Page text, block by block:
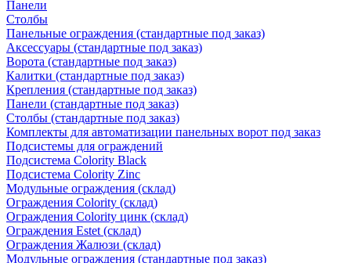
Панели
Столбы
Панельные ограждения (стандартные под заказ)
Аксессуары (стандартные под заказ)
Ворота (стандартные под заказ)
Калитки (стандартные под заказ)
Крепления (стандартные под заказ)
Панели (стандартные под заказ)
Столбы (стандартные под заказ)
Комплекты для автоматизации панельных ворот под заказ
Подсистемы для ограждений
Подсистема Colority Black
Подсистема Colority Zinc
Модульные ограждения (склад)
Ограждения Colority (склад)
Ограждения Colority цинк (склад)
Ограждения Estet (склад)
Ограждения Жалюзи (склад)
Модульные ограждения (стандартные под заказ)